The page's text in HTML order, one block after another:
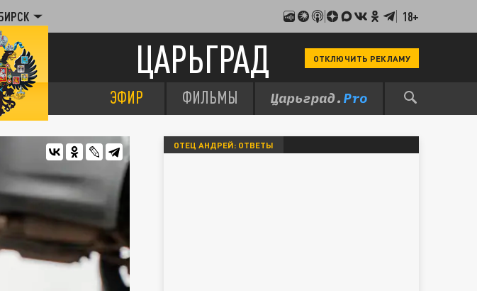
18+
ЦАРЬГРАД ОТКЛЮЧИТЬ РЕКЛАМУ
ЭФИР ФИЛЬМЫ
ОТЕЦ АНДРЕЙ: ОТВЕТЫ